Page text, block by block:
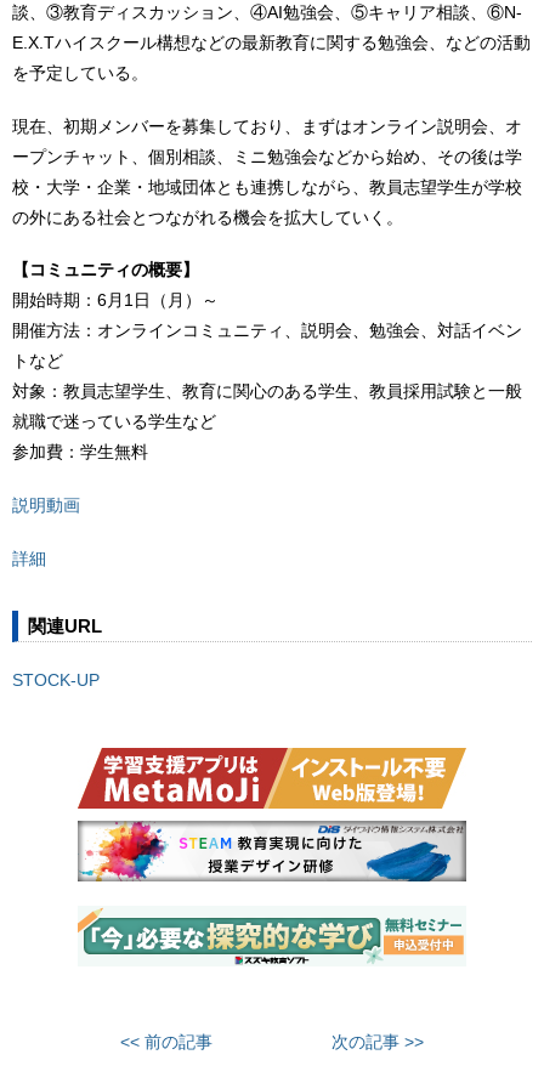
談、③教育ディスカッション、④AI勉強会、⑤キャリア相談、⑥N-
E.X.Tハイスクール構想などの最新教育に関する勉強会、などの活動
を予定している。
現在、初期メンバーを募集しており、まずはオンライン説明会、オ
ープンチャット、個別相談、ミニ勉強会などから始め、その後は学
校・大学・企業・地域団体とも連携しながら、教員志望学生が学校
の外にある社会とつながれる機会を拡大していく。
【コミュニティの概要】
開始時期：6月1日（月）～
開催方法：オンラインコミュニティ、説明会、勉強会、対話イベン
トなど
対象：教員志望学生、教育に関心のある学生、教員採用試験と一般
就職で迷っている学生など
参加費：学生無料
説明動画
詳細
関連URL
STOCK-UP
<< 前の記事 次の記事 >>